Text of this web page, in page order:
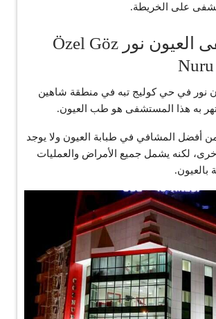
على الخريطة.
6- مستشفى العيون نور Özel Göz
Nuru
نور في حي كوليج تبه في منطقة شاهين
به هذا المستشفى هو طب العيون.
أفضل المشافي في طبابة العيون ولا يوجد
لكنه يشمل جميع الأمراض والعمليات
بالعيون.